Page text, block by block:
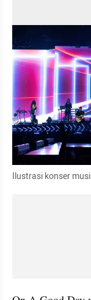
Ilustrasi konser